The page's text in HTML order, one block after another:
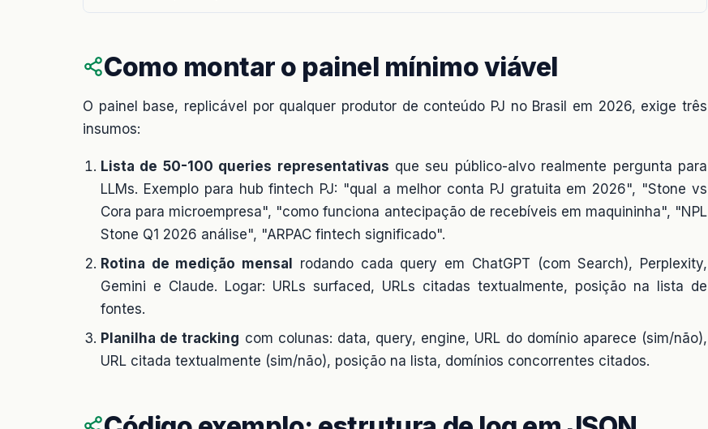
Como montar o painel mínimo viável
O painel base, replicável por qualquer produtor de conteúdo PJ no Brasil em 2026, exige três
insumos:
Lista de 50-100 queries representativas que seu público-alvo realmente pergunta para
LLMs. Exemplo para hub fintech PJ: "qual a melhor conta PJ gratuita em 2026", "Stone vs
Cora para microempresa", "como funciona antecipação de recebíveis em maquininha", "NPL
Stone Q1 2026 análise", "ARPAC fintech significado".
Rotina de medição mensal rodando cada query em ChatGPT (com Search), Perplexity,
Gemini e Claude. Logar: URLs surfaced, URLs citadas textualmente, posição na lista de
fontes.
Planilha de tracking com colunas: data, query, engine, URL do domínio aparece (sim/não),
URL citada textualmente (sim/não), posição na lista, domínios concorrentes citados.